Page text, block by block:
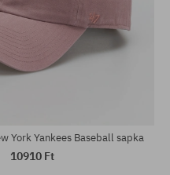
York Yankees Baseball sapka
10910 Ft